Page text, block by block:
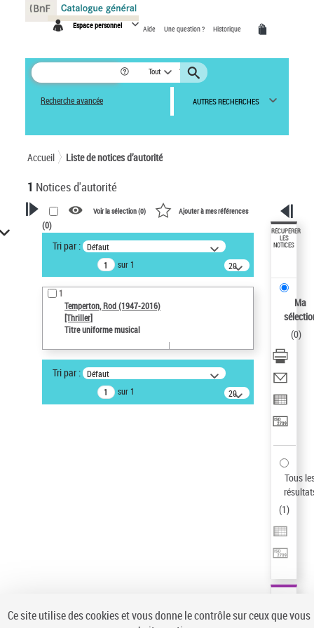
Espace personnel Aide Une question ? Historique
Tout
Recherche avancée AUTRES RECHERCHES
Accueil Liste de notices d’autorité
1 Notices d'autorité
VOTRE RECHERCHE
Recherche avancée dans les
notices d’autorité
Œuvres liées à l'auteur :
Temperton, Rod (1947-2016)
Auteur d’œuvre
Statut de la notice d’autorité
Notice élémentaire
Type de notice d'autorité
Voir la sélection (0) Ajouter à mes références
(0)
Tri par : Défaut
sur 1
20
résultats/page
1
Temperton, Rod (1947-2016)
[Thriller]
Titre uniforme musical
Tri par : Défaut
sur 1
20
résultats/page
RÉCUPÉRER
LES
NOTICES
Ma
(0)
Tous
(1)
Panneau de gestion des cookies
Ce site utilise des cookies et vous donne le contrôle sur ceux que vous